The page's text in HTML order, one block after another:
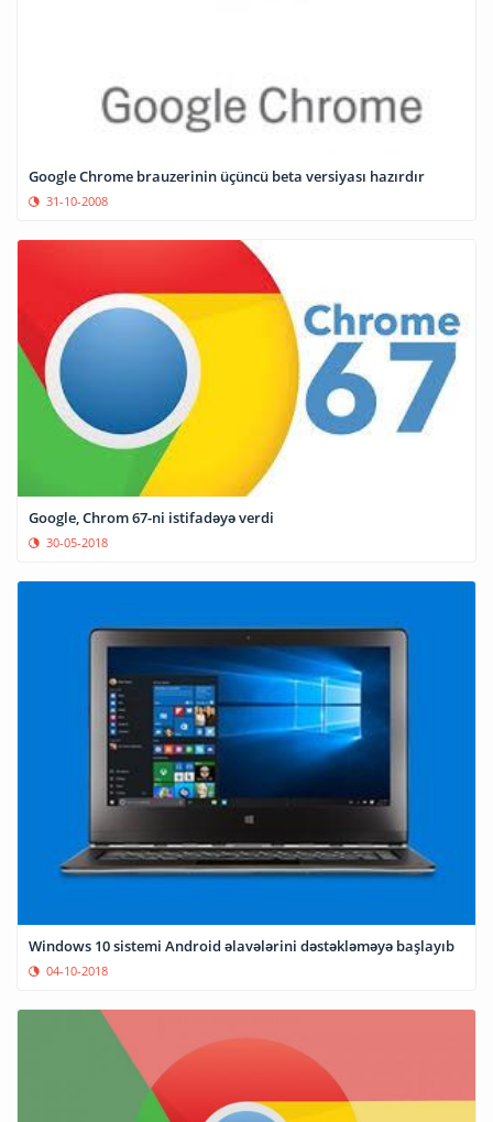
Google Chrome brauzerinin üçüncü beta versiyası hazırdır
31-10-2008
Google, Chrom 67-ni istifadəyə verdi
30-05-2018
Windows 10 sistemi Android əlavələrini dəstəkləməyə başlayıb
04-10-2018